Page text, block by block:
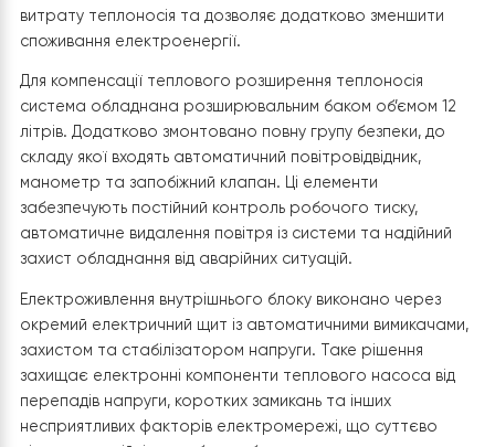
безпечного введення в експлуатацію.
Гідравлічна схема побудована із використанням
ємностіRaymer IMPоб’ємом 60 літрів, яка виконує
кілька важливих функцій. Вона стабілізує гідравлічний
режим роботи системи, забезпечує необхідний об’єм
теплоносія, зменшує кількість циклів запуску
компенсує короткочасні зміни навантаження та
більш економічній роботі теплового насоса.
буферна ємність працює як тепловий акумулятор, що
накопичує певний запас теплової енергії та
стабільну температуру в системі навіть при змінних
режимах роботи.
Від буферної ємності теплоносій розподіляється на
незалежні контури опалення. Перший контур